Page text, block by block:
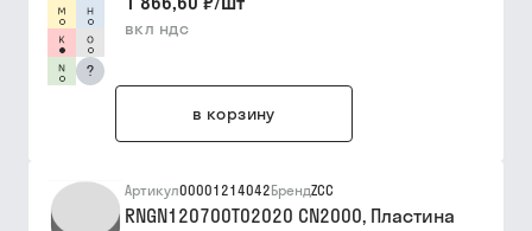
?
вкл ндс
в корзину
Артикул00001214042БрендZCC
RNGN120700T02020 CN2000, Пластина